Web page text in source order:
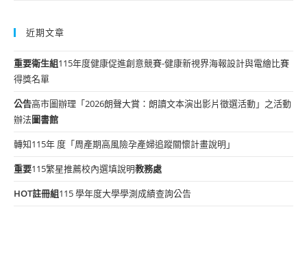
近期文章
重要衛生組115年度健康促進創意競賽-健康新視界海報設計與電繪比賽
得獎名單
公告高市圖辦理「2026朗聲大賞：朗讀文本演出影片徵選活動」之活動
辦法圖書館
轉知115年 度「周產期高風險孕產婦追蹤關懷計畫說明」
重要115繁星推薦校內選填說明教務處
HOT註冊組115 學年度大學學測成績查詢公告